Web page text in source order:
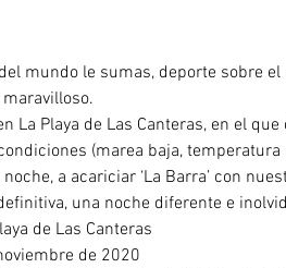
mundo le sumas, deporte sobre
La Playa de Las Canteras, en el
(marea baja,
a acariciar ‘La Barra’ con
una noche diferente e
Playa de Las Canteras
de noviembre de 2020